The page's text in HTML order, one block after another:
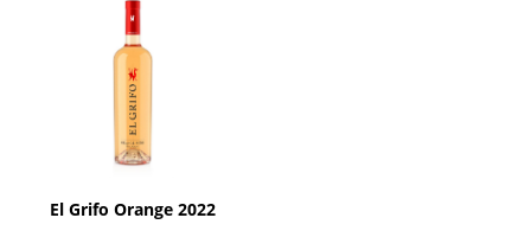
El Grifo Orange 2022
AÑADIR